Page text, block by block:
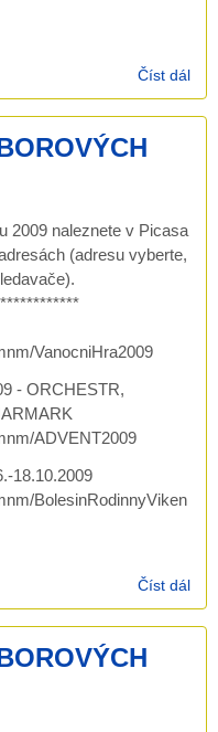
Číst dál
2009 naleznete v Picasa
(adresu vyberte,
VanocniHra2009
- ORCHESTR,
ADVENT2009
18.10.2009
BolesinRodinnyViken
Číst dál
ZE